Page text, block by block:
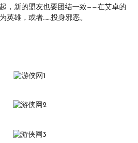
，新的盟友也要团结一致——在艾卓的
英雄，或者……投身邪恶。